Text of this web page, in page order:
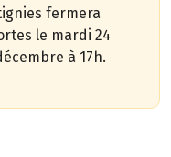
fermera
le mardi 24
à 17h.